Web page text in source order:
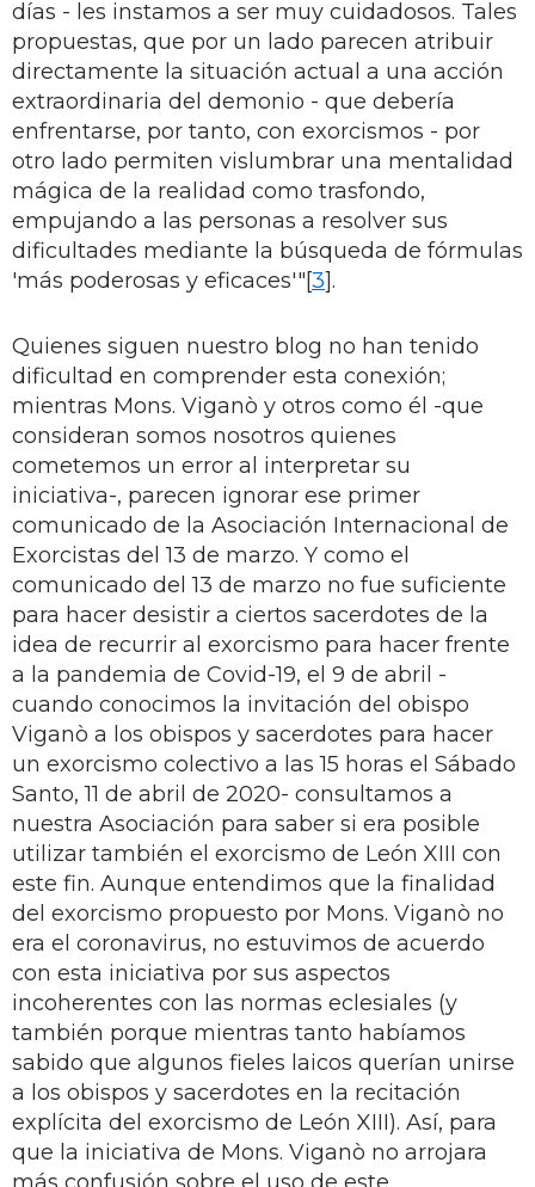
días - les instamos a ser muy cuidadosos. Tales
propuestas, que por un lado parecen atribuir
directamente la situación actual a una acción
extraordinaria del demonio - que debería
enfrentarse, por tanto, con exorcismos - por
otro lado permiten vislumbrar una mentalidad
mágica de la realidad como trasfondo,
empujando a las personas a resolver sus
dificultades mediante la búsqueda de fórmulas
'más poderosas y eficaces'"[3].
Quienes siguen nuestro blog no han tenido
dificultad en comprender esta conexión;
mientras Mons. Viganò y otros como él -que
consideran somos nosotros quienes
cometemos un error al interpretar su
iniciativa-, parecen ignorar ese primer
comunicado de la Asociación Internacional de
Exorcistas del 13 de marzo. Y como el
comunicado del 13 de marzo no fue suficiente
para hacer desistir a ciertos sacerdotes de la
idea de recurrir al exorcismo para hacer frente
a la pandemia de Covid-19, el 9 de abril -
cuando conocimos la invitación del obispo
Viganò a los obispos y sacerdotes para hacer
un exorcismo colectivo a las 15 horas el Sábado
Santo, 11 de abril de 2020- consultamos a
nuestra Asociación para saber si era posible
utilizar también el exorcismo de León XIII con
este fin. Aunque entendimos que la finalidad
del exorcismo propuesto por Mons. Viganò no
era el coronavirus, no estuvimos de acuerdo
con esta iniciativa por sus aspectos
incoherentes con las normas eclesiales (y
también porque mientras tanto habíamos
sabido que algunos fieles laicos querían unirse
a los obispos y sacerdotes en la recitación
explícita del exorcismo de León XIII). Así, para
que la iniciativa de Mons. Viganò no arrojara